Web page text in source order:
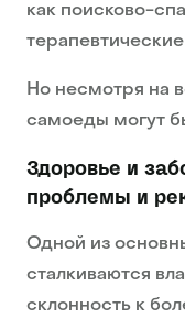
как поисково-
Но несмотря на
самоеды могут
Здоровье и
проблемы и
Одной из
сталкиваются
склонность к